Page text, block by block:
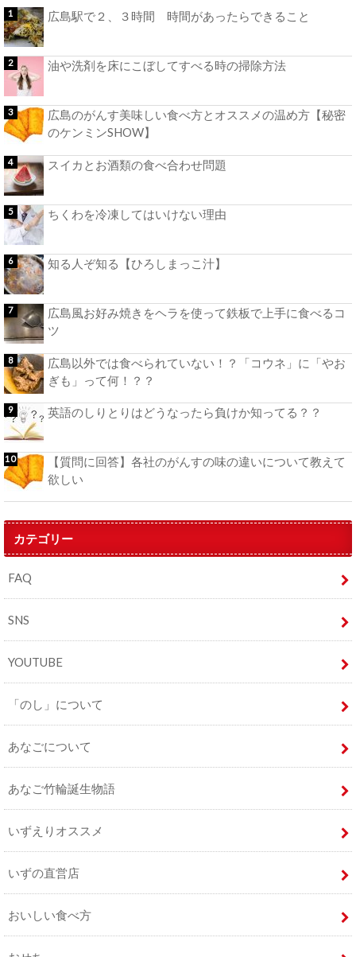
広島駅で２、３時間 時間があったらできること
油や洗剤を床にこぼしてすべる時の掃除方法
広島のがんす美味しい食べ方とオススメの温め方【秘密
のケンミンSHOW】
スイカとお酒類の食べ合わせ問題
ちくわを冷凍してはいけない理由
知る人ぞ知る【ひろしまっこ汁】
広島風お好み焼きをヘラを使って鉄板で上手に食べるコ
ツ
広島以外では食べられていない！？「コウネ」に「やお
ぎも」って何！？？
英語のしりとりはどうなったら負けか知ってる？？
【質問に回答】各社のがんすの味の違いについて教えて
欲しい
カテゴリー
FAQ
SNS
YOUTUBE
「のし」について
あなごについて
あなご竹輪誕生物語
いずえりオススメ
いずの直営店
おいしい食べ方